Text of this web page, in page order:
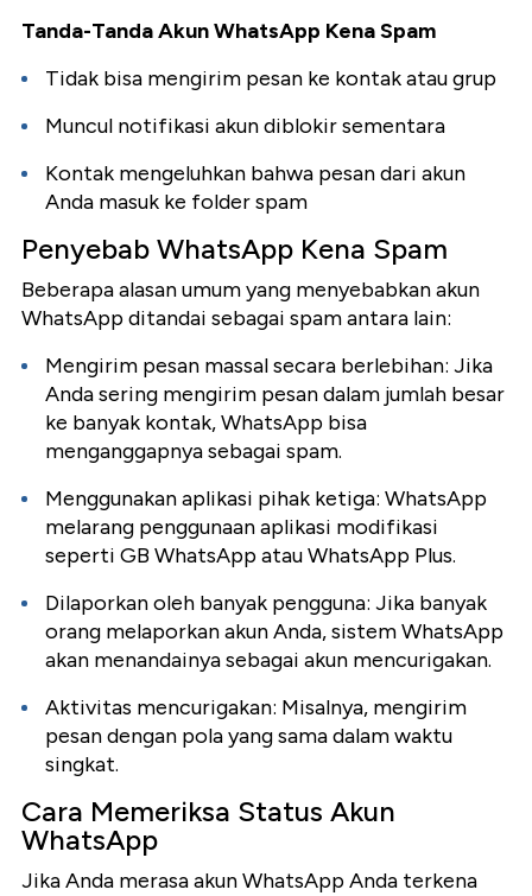
Tanda-Tanda Akun WhatsApp Kena Spam
Tidak bisa mengirim pesan ke kontak atau grup
Muncul notifikasi akun diblokir sementara
Kontak mengeluhkan bahwa pesan dari akun
Anda masuk ke folder spam
Penyebab WhatsApp Kena Spam
Beberapa alasan umum yang menyebabkan akun
WhatsApp ditandai sebagai spam antara lain:
Mengirim pesan massal secara berlebihan: Jika
Anda sering mengirim pesan dalam jumlah besar
ke banyak kontak, WhatsApp bisa
menganggapnya sebagai spam.
Menggunakan aplikasi pihak ketiga: WhatsApp
melarang penggunaan aplikasi modifikasi
seperti GB WhatsApp atau WhatsApp Plus.
Dilaporkan oleh banyak pengguna: Jika banyak
orang melaporkan akun Anda, sistem WhatsApp
akan menandainya sebagai akun mencurigakan.
Aktivitas mencurigakan: Misalnya, mengirim
pesan dengan pola yang sama dalam waktu
singkat.
Cara Memeriksa Status Akun
WhatsApp
Jika Anda merasa akun WhatsApp Anda terkena